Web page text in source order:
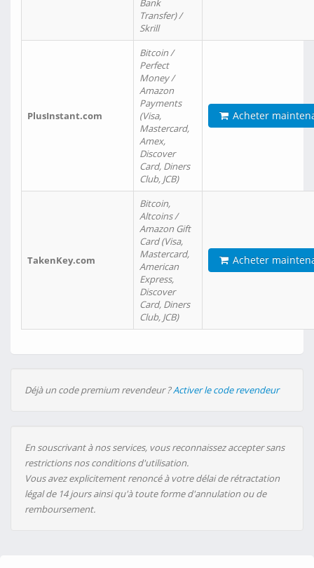
Bank
Transfer) /
Skrill
PlusInstant.com
Bitcoin /
Perfect
Money /
Amazon
Payments
(Visa,
Mastercard,
Amex,
Discover
Card, Diners
Club, JCB)
Acheter
TakenKey.com
Bitcoin,
Altcoins /
Amazon Gift
Card (Visa,
Mastercard,
American
Express,
Discover
Card, Diners
Club, JCB)
Acheter
Déjà un code premium revendeur ?Activer le code revendeur
En souscrivant à nos services, vous reconnaissez accepter sans
restrictions nos conditions d'utilisation.
Vous avez explicitement renoncé à votre délai de rétractation
légal de 14 jours ainsi qu'à toute forme d'annulation ou de
remboursement.